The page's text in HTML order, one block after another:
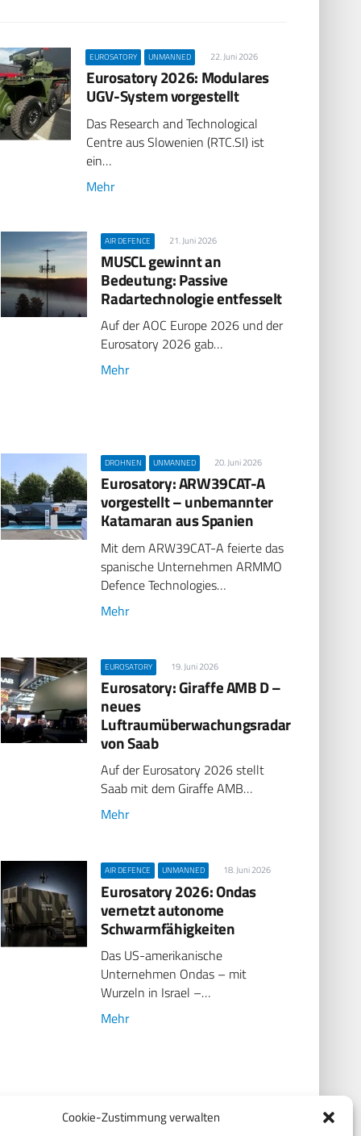
Cookie-Zustimmung verwalten
EUROSATORY UNMANNED 22. Juni 2026
Eurosatory 2026: Modulares
UGV-System vorgestellt
Das Research and Technological
Centre aus Slowenien (RTC.SI) ist
ein…
Mehr
AIR DEFENCE 21. Juni 2026
MUSCL gewinnt an
Bedeutung: Passive
Radartechnologie entfesselt
Auf der AOC Europe 2026 und der
Eurosatory 2026 gab…
Mehr
DROHNEN UNMANNED 20. Juni 2026
Eurosatory: ARW39CAT-A
vorgestellt – unbemannter
Katamaran aus Spanien
Mit dem ARW39CAT-A feierte das
spanische Unternehmen ARMMO
Defence Technologies…
Mehr
EUROSATORY 19. Juni 2026
Eurosatory: Giraffe AMB D –
neues
Luftraumüberwachungsradar
von Saab
Auf der Eurosatory 2026 stellt
Saab mit dem Giraffe AMB…
Mehr
AIR DEFENCE UNMANNED 18. Juni 2026
Eurosatory 2026: Ondas
vernetzt autonome
Schwarmfähigkeiten
Das US-amerikanische
Unternehmen Ondas – mit
Wurzeln in Israel –…
Mehr
EUROSATORY 17. Juni 2026